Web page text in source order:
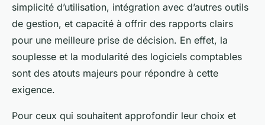
simplicité d’utilisation, intégration avec d’autres outils
de gestion, et capacité à offrir des rapports clairs
pour une meilleure prise de décision. En effet, la
souplesse et la modularité des logiciels comptables
sont des atouts majeurs pour répondre à cette
exigence.
Pour ceux qui souhaitent approfondir leur choix et